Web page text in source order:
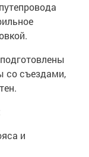
со съездами,
и